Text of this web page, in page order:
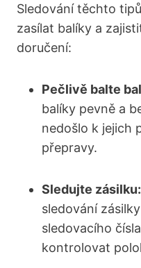
Sledování těchto
zasílat balíky a
doručení:
Pečlivě balte
balíky pevně a
nedošlo k jejich⁣
⁢přepravy.
Sledujte zásilku:
sledování
sledovacího
kontrolovat